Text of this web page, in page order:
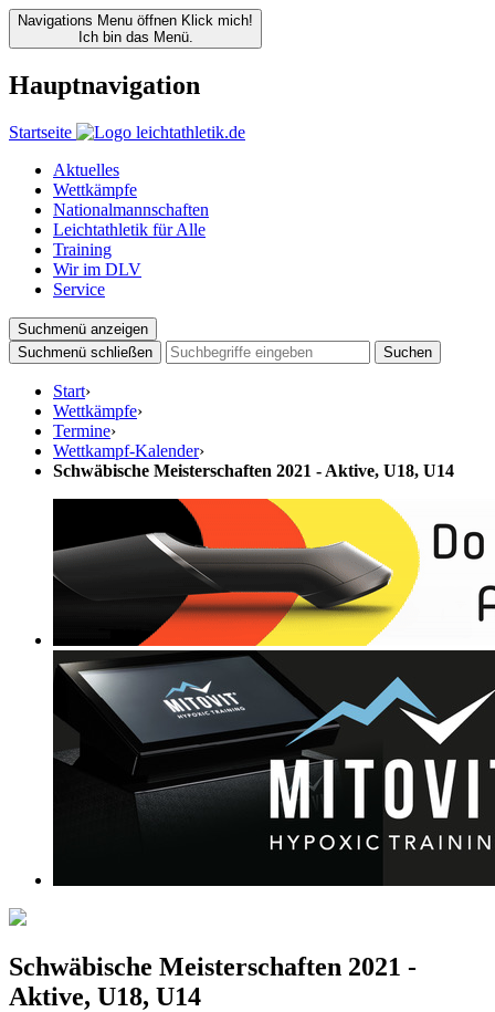
Navigations Menu öffnen Klick mich!
Ich bin das Menü.
Hauptnavigation
Startseite
Aktuelles
Wettkämpfe
Nationalmannschaften
Leichtathletik für Alle
Training
Wir im DLV
Service
Suchmenü anzeigen
Suchmenü schließen
Suchen
Start›
Wettkämpfe›
Termine›
Wettkampf-Kalender›
Schwäbische Meisterschaften 2021 - Aktive, U18, U14
Schwäbische Meisterschaften 2021 -
Aktive, U18, U14